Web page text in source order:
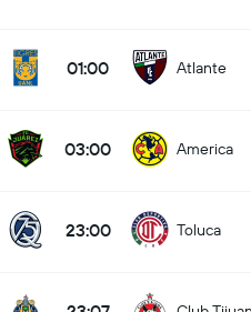
01:00 Atlante
03:00 America
23:00 Toluca